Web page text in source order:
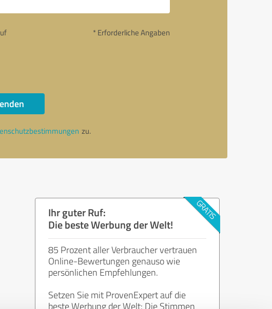
* Erforderliche Angaben
zu.
Ihr guter Ruf:
Die beste Werbung der Welt!
85 Prozent aller Verbraucher vertrauen
Online-Bewertungen genauso wie
persönlichen Empfehlungen.
Setzen Sie mit ProvenExpert auf die
beste Werbung der Welt: Die Stimmen